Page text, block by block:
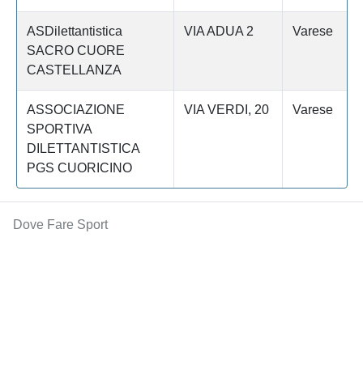
ASDilettantistica
SACRO CUORE
CASTELLANZA
VIA ADUA 2 Varese
ASSOCIAZIONE
SPORTIVA
DILETTANTISTICA
PGS CUORICINO
VIA VERDI, 20 Varese
Dove Fare Sport